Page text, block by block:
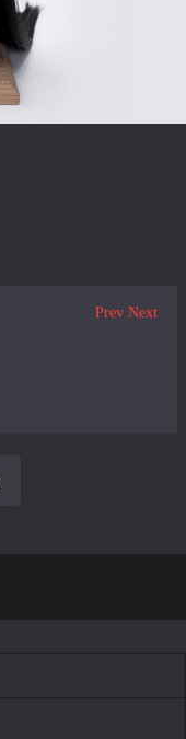
Prev Next